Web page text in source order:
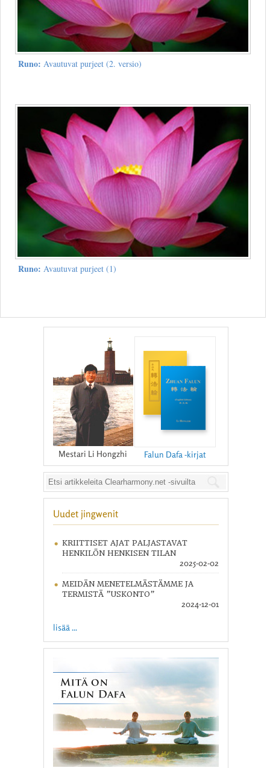
Runo: Avautuvat purjeet (2. versio)
Runo: Avautuvat purjeet (1)
Mestari Li Hongzhi Falun Dafa -kirjat
Uudet jingwenit
KRIITTISET AJAT PALJASTAVAT
HENKILÖN HENKISEN TILAN
2025-02-02
MEIDÄN MENETELMÄSTÄMME JA
TERMISTÄ ”USKONTO”
2024-12-01
lisää ...